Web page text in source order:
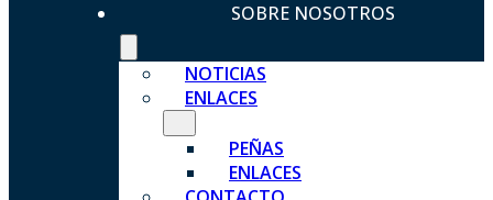
SOBRE NOSOTROS
NOTICIAS
ENLACES
PEÑAS
ENLACES